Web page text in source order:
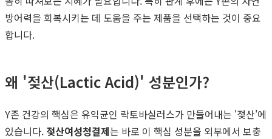
방어력을 회복시키는 데 도움을 주는 제품을 선택하는 것이 중요
합니다.
왜 '젖산(Lactic Acid)' 성분인가?
Y존 건강의 핵심은 유익균인 락토바실러스가 만들어내는 '젖산'에
있습니다. 젖산여성청결제는 바로 이 핵심 성분을 외부에서 보충